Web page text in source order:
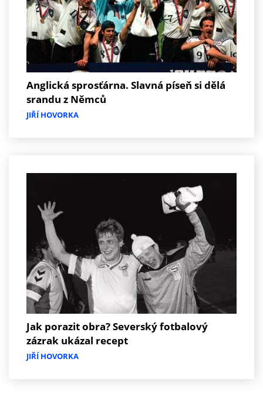
Anglická sprosťárna. Slavná píseň si dělá
srandu z Němců
JIŘÍ HOVORKA
Jak porazit obra? Severský fotbalový
zázrak ukázal recept
JIŘÍ HOVORKA